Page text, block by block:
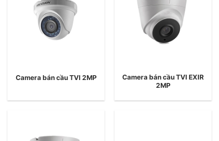
Camera bán cầu TVI 2MP
Camera bán cầu TVI EXIR
2MP